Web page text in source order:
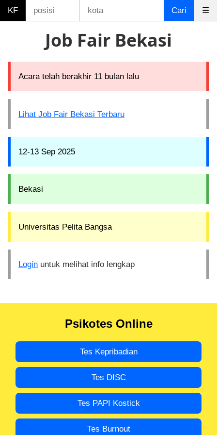
KF ☰
Cari
Job Fair Bekasi
Acara telah berakhir 11 bulan lalu
Lihat Job Fair Bekasi Terbaru
12-13 Sep 2025
Bekasi
Universitas Pelita Bangsa
Login untuk melihat info lengkap
Psikotes Online
Tes Kepribadian
Tes DISC
Tes PAPI Kostick
Tes Burnout